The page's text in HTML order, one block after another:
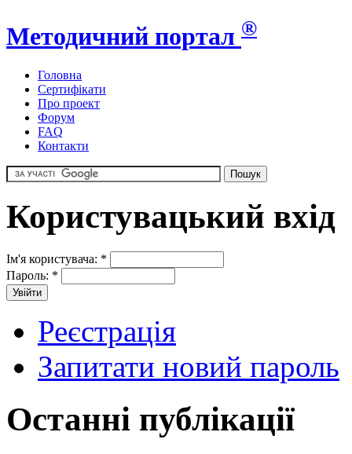
Методичний портал ®
Головна
Сертифікати
Про проект
Форум
FAQ
Контакти
Користувацький вхід
Ім'я користувача: *
Пароль: *
Реєстрація
Запитати новий пароль
Останні публікації